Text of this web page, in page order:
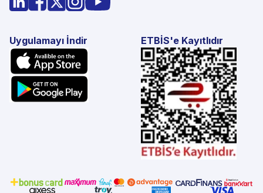
Uygulamayı İndir ETBİS'e Kayıtlıdır